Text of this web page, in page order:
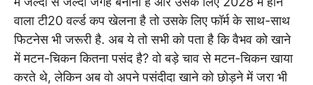
वाला टी20 वर्ल्ड कप खेलना है तो उसके लिए फॉर्म के साथ-साथ
फिटनेस भी जरूरी है. अब ये तो सभी को पता है कि वैभव को खाने
में मटन-चिकन कितना पसंद है? वो बड़े चाव से मटन-चिकन खाया
करते थे, लेकिन अब वो अपने पसंदीदा खाने को छोड़ने में जरा भी